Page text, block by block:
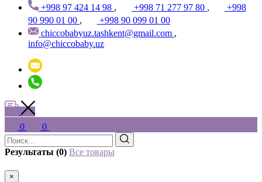
+998 97 424 14 98 , +998 71 277 97 80 ,
+998
90 990 01 00 ,
+998 90 099 01 00
chiccobabyuz.tashkent@gmail.com ,
info@chiccobaby.uz
0 0
Результаты (0) Все товары
×